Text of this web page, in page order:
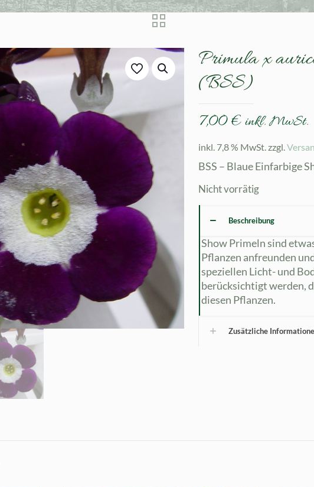
Primula x
(BSS)
7,00€ inkl. MwSt.
inkl. 7,8 % MwSt.zzgl.
BSS – Blaue Einfarbige
Nicht vorrätig
Beschreibung
Show Primeln sind
Pflanzen anfreunden
speziellen Licht- und
berücksichtigt werden,
diesen Pflanzen.
Zusätzliche